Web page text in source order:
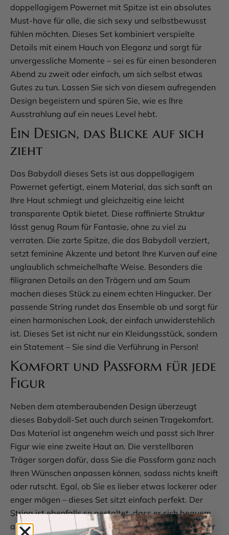
doppellagigem Powernet mit Spitze ist ein absolutes
Must-have für alle, die sich sexy und selbstbewusst
fühlen möchten. Dieses Set kombiniert verspielte
Details mit einem Hauch von Eleganz und sorgt für
unvergessliche Momente – sei es für einen besonderen
Abend zu zweit oder einfach, um sich selbst etwas
Gutes zu tun. Lassen Sie sich von diesem aufregenden
Design begeistern und spüren Sie, wie es Ihre
Ausstrahlung auf ein neues Level hebt.
Ein Design, das Blicke auf sich
zieht
Das Babydoll dieses Sets ist aus doppellagigem
Powernet gefertigt, einem Material, das sich sanft an
Ihre Haut schmiegt und gleichzeitig eine leicht
transparente Optik bietet. Diese raffinierte Struktur
lässt genug Raum für Fantasie, ohne zu viel zu
verraten. Die zarte Spitze, die das Babydoll verziert,
setzt feminine Akzente und betont Ihre Kurven auf eine
unglaublich schmeichelhafte Weise. Besonders die
filigranen Details an den Trägern und am Saum
machen dieses Stück zu einem echten Hingucker. Der
passende String rundet das Ensemble ab und sorgt für
einen harmonischen Look, der einfach unwiderstehlich
ist. Dieses Set ist nicht nur ein Kleidungsstück, sondern
ein Statement – Sie sind die Verführung in Person!
Komfort und Passform für jede
Figur
Neben dem atemberaubenden Design überzeugt
dieses Babydoll-Set auch durch seinen Tragekomfort.
Das Material ist angenehm weich und passt sich Ihrer
Figur wie eine zweite Haut an. Die verstellbaren
Träger sorgen dafür, dass Sie die Passform ganz nach
Ihren Wünschen anpassen können, sodass nichts kneift
oder rutscht. Egal, ob Sie es lieber etwas lockerer oder
enger mögen – dieses Set sitzt einfach perfekt. Der
String ist ebenfalls so gestaltet, dass er sich bequem
anfühlt und dennoch Ihre Vorzüge optimal betont. Hier